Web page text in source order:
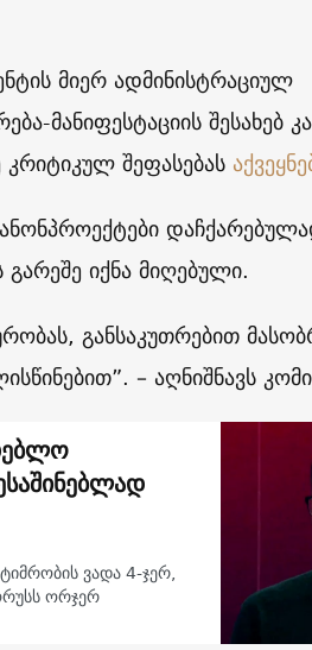
მიერ ადმინისტრაციულ
მანიფესტაციის შესახებ
შეფასებას
იქნა მიღებული.
განსაკუთრებით
– აღნიშნავს
ვადა 4-ჯერ,
ორჯერ